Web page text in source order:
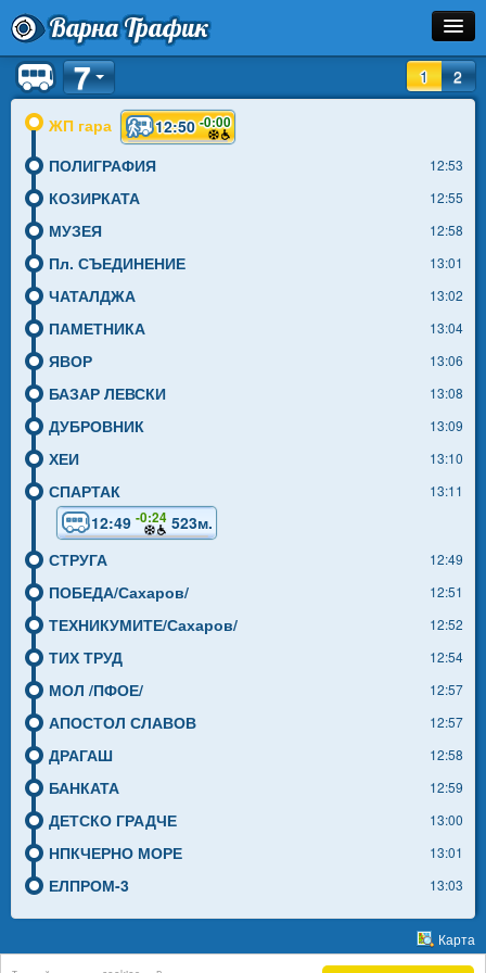
Варна Трафик
Спирка
Линия
Разписание
Как Да Стигна?
Инфо
1 2
7
ЖП гара 12:50-0:00
ПОЛИГРАФИЯ 12:53
КОЗИРКАТА 12:55
МУЗЕЯ 12:58
Пл. СЪЕДИНЕНИЕ 13:01
ЧАТАЛДЖА 13:02
ПАМЕТНИКА 13:04
ЯВОР 13:06
БАЗАР ЛЕВСКИ 13:08
ДУБРОВНИК 13:09
ХЕИ 13:10
СПАРТАК 13:11
12:49 -0:24 523м.
СТРУГА
12:49
ПОБЕДА/Сахаров/ 12:51
ТЕХНИКУМИТЕ/Сахаров/ 12:52
ТИХ ТРУД 12:54
МОЛ /ПФОЕ/ 12:57
АПОСТОЛ СЛАВОВ 12:57
ДРАГАШ 12:58
БАНКАТА 12:59
ДЕТСКО ГРАДЧЕ 13:00
НПКЧЕРНО МОРЕ 13:01
ЕЛПРОМ-3 13:03
Карта